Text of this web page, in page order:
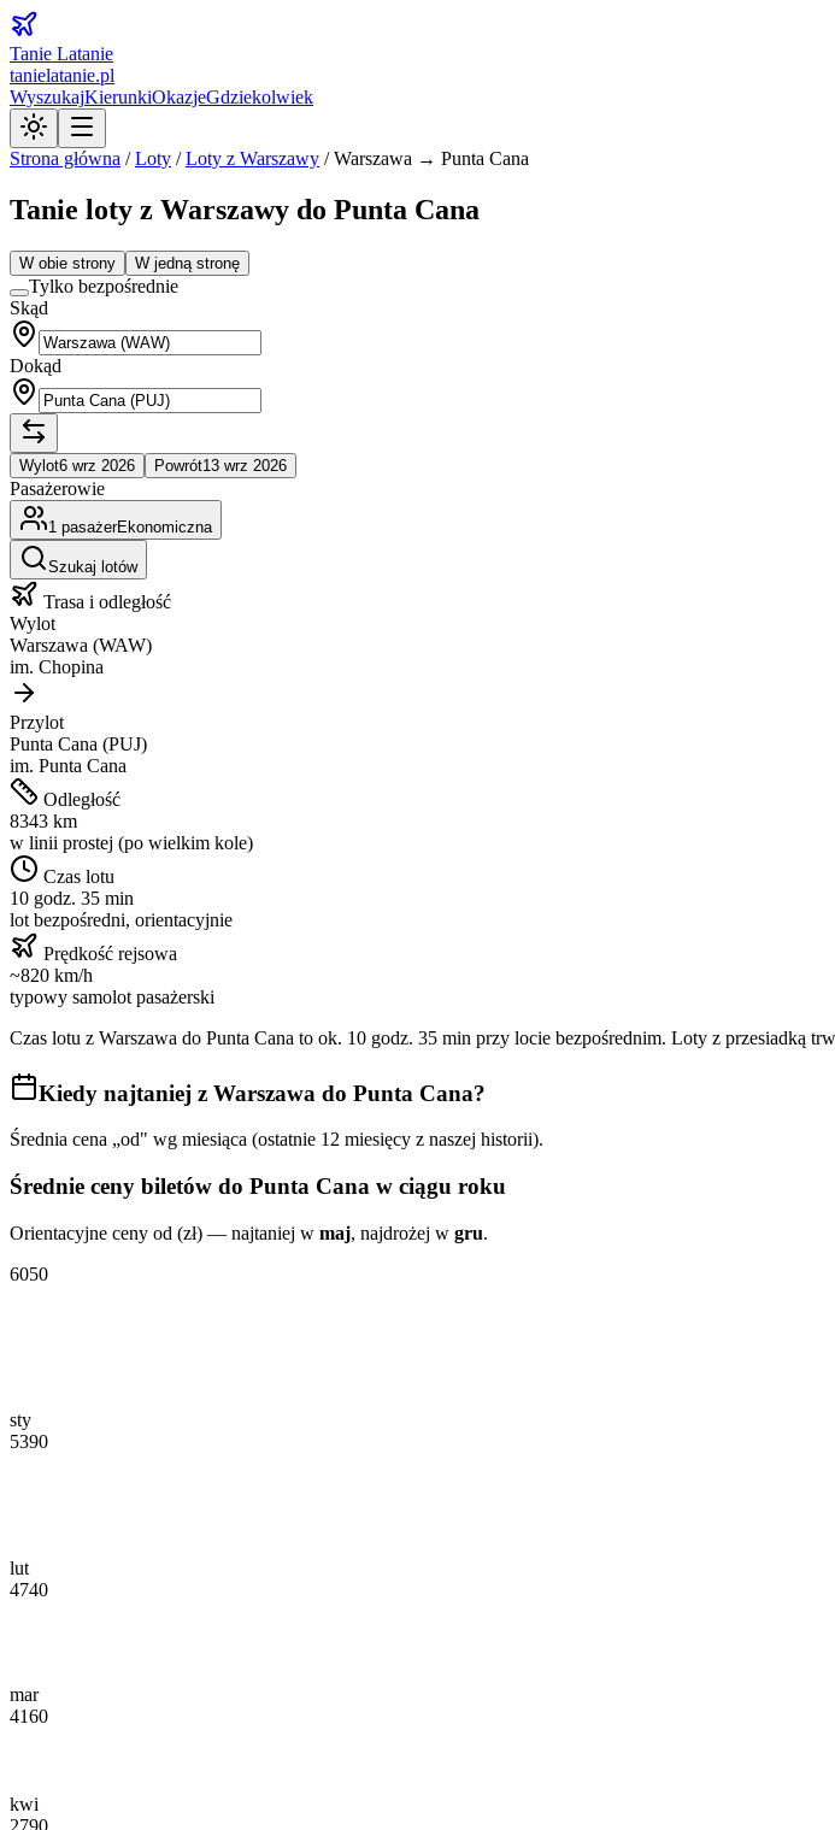
Tanie Latanie
tanielatanie.pl
WyszukajKierunkiOkazjeGdziekolwiek
Strona główna /Loty /Loty z Warszawy /Warszawa → Punta Cana
Tanie loty z Warszawy do Punta Cana
W obie strony W jedną stronę
Tylko bezpośrednie
Skąd
Dokąd
Wylot6 wrz 2026 Powrót13 wrz 2026
Pasażerowie
1 pasażerEkonomiczna
Szukaj lotów
Trasa i odległość
Wylot
Warszawa (WAW)
im. Chopina
Przylot
Punta Cana (PUJ)
im. Punta Cana
Odległość
8343 km
w linii prostej (po wielkim kole)
Czas lotu
10 godz. 35 min
lot bezpośredni, orientacyjnie
Prędkość rejsowa
~820 km/h
typowy samolot pasażerski
Czas lotu z Warszawa do Punta Cana to ok. 10 godz. 35 min przy locie bezpośrednim. Loty z przesiadką
Kiedy najtaniej z Warszawa do Punta Cana?
Średnia cena „od" wg miesiąca (ostatnie 12 miesięcy z naszej historii).
Średnie ceny biletów do Punta Cana w ciągu roku
Orientacyjne ceny od (zł) — najtaniej w maj, najdrożej w gru.
6050
sty
5390
lut
4740
mar
4160
kwi